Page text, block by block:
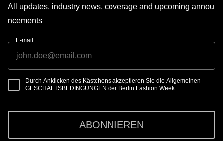
All updates, industry news, coverage and upcoming annou
ncements
E-mail
Durch Anklicken des Kästchens akzeptieren Sie die Allgemeinen
GESCHÄFTSBEDINGUNGEN der Berlin Fashion Week
ABONNIEREN